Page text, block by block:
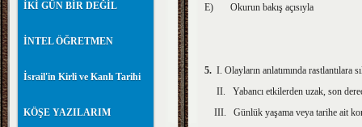
İKİ GÜN BİR DEĞİL
İNTEL ÖĞRETMEN
İsrail'in Kirli ve Kanlı Tarihi
KÖŞE YAZILARIM
E)
Okurun bakış açısıyla
5. I. Olayların anlatımında rastlantılara
II. Yabancı etkilerden uzak, son
III. Günlük yaşama veya tarihe ait